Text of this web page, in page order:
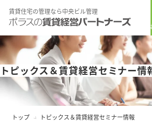
賃貸住宅の管理なら中央ビル管理
トピックス＆賃貸経営セミナー情
トップ トピックス＆賃貸経営セミナー情報